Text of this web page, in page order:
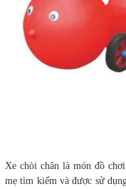
Xe chòi chân là món đồ
mẹ tìm kiếm và được sử